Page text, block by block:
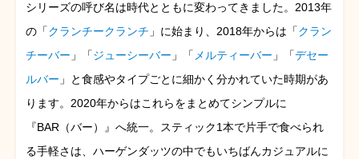
シリーズの呼び名は時代とともに変わってきました。2013年
の「クランチークランチ 」に始まり、2018年からは「クラン
チーバー 」「ジューシーバー 」「 メルティーバー 」「デセー
ルバー 」と食感やタイプごとに細かく分かれていた時期があ
ります。2020年からはこれらをまとめてシンプルに
『BAR（バー）』へ統一。スティック1本で片手で食べられ
る手軽さは、ハーゲンダッツの中でもいちばんカジュアルに